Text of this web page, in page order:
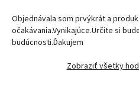
Objednávala som prvýkrát a
očakávania.Vynikajúce.Určite si
budúcnosti.Ďakujem
Zobraziť všetky